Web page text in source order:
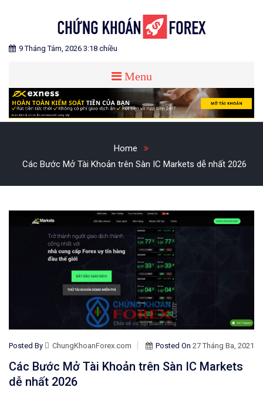
CHỨNG KHOÁN FOREX
Blog chia sẻ về Chứng Khoán và Forex
9 Tháng Tám, 2026 3:18 chiều
Menu
Home
Các Bước Mở Tài Khoản trên Sàn IC Markets dễ nhất 2026
Posted By ChungKhoanForex.com Posted On 27 Tháng Ba, 2021
Các Bước Mở Tài Khoản trên Sàn IC Markets
dễ nhất 2026